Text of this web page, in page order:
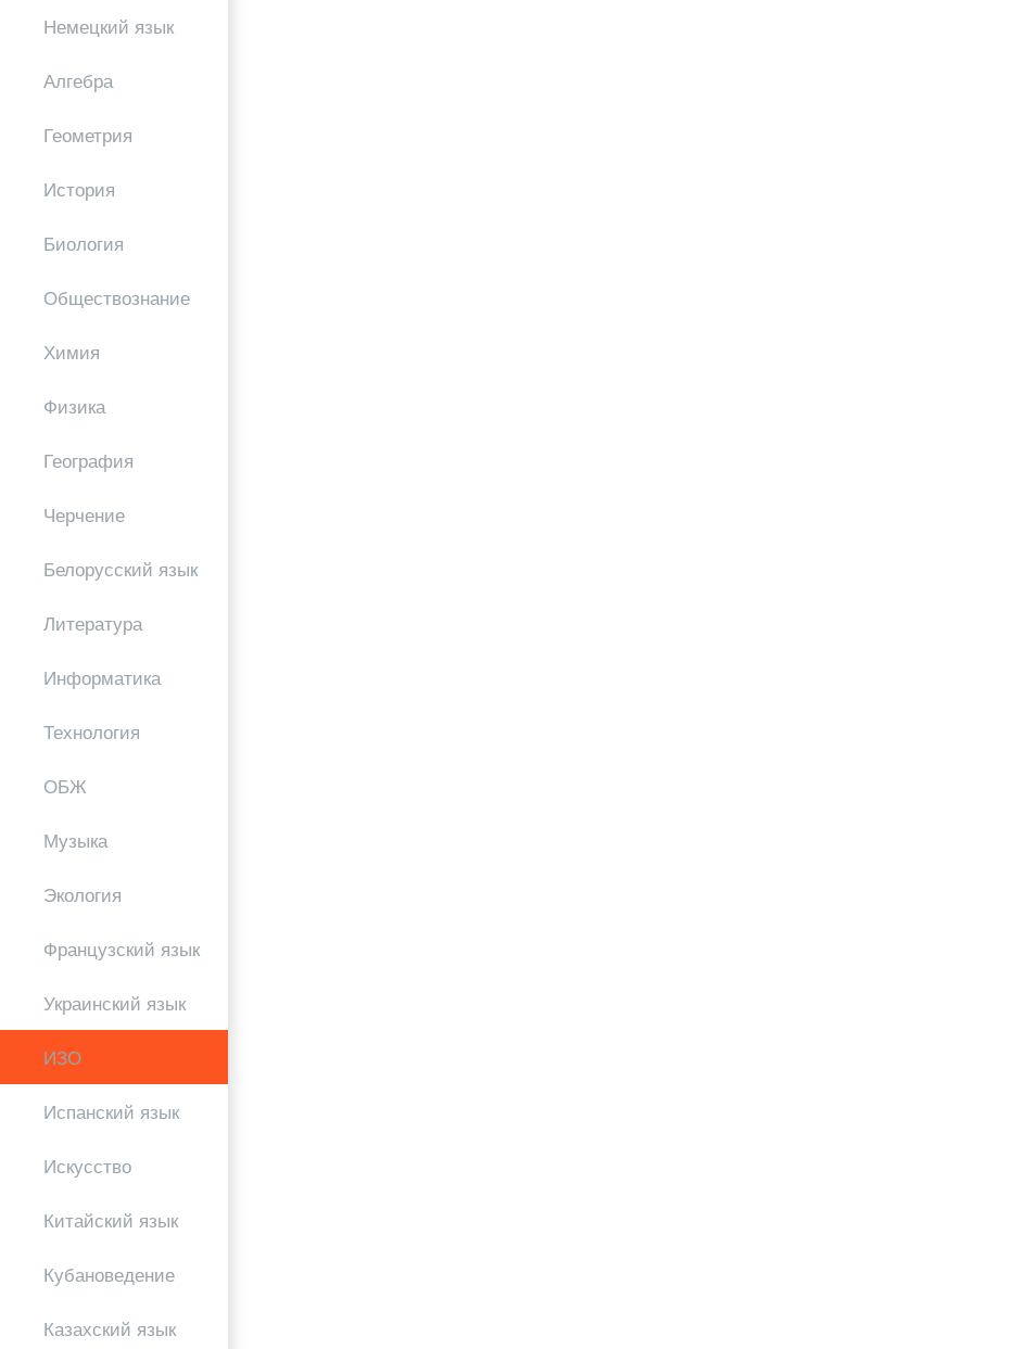
Немецкий язык
Алгебра
Геометрия
История
Биология
Обществознание
Химия
Физика
География
Черчение
Белорусский язык
Литература
Информатика
Технология
ОБЖ
Музыка
Экология
Французский язык
Украинский язык
ИЗО
Испанский язык
Искусство
Китайский язык
Кубановедение
Казахский язык